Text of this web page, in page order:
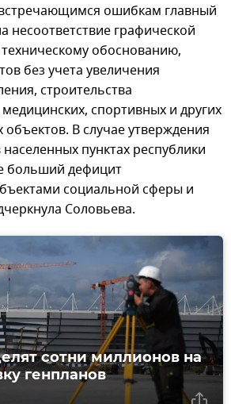
ошибкам главный
несоответствие графической
обоснованию,
без учета увеличения
строительства
спортивных и других
В случае утверждения
пунктах республики
больший дефицит
социальной сферы и
Соловьева.
сотни миллионов на
генпланов